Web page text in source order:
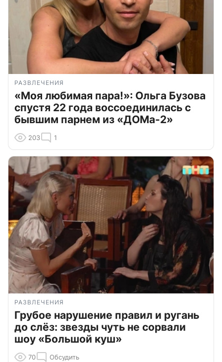
РАЗВЛЕЧЕНИЯ
«Моя любимая пара!»: Ольга Бузова
спустя 22 года воссоединилась с
бывшим парнем из «ДОМа-2»
203 1
РАЗВЛЕЧЕНИЯ
Грубое нарушение правил и ругань
до слёз: звезды чуть не сорвали
шоу «Большой куш»
70 Обсудить